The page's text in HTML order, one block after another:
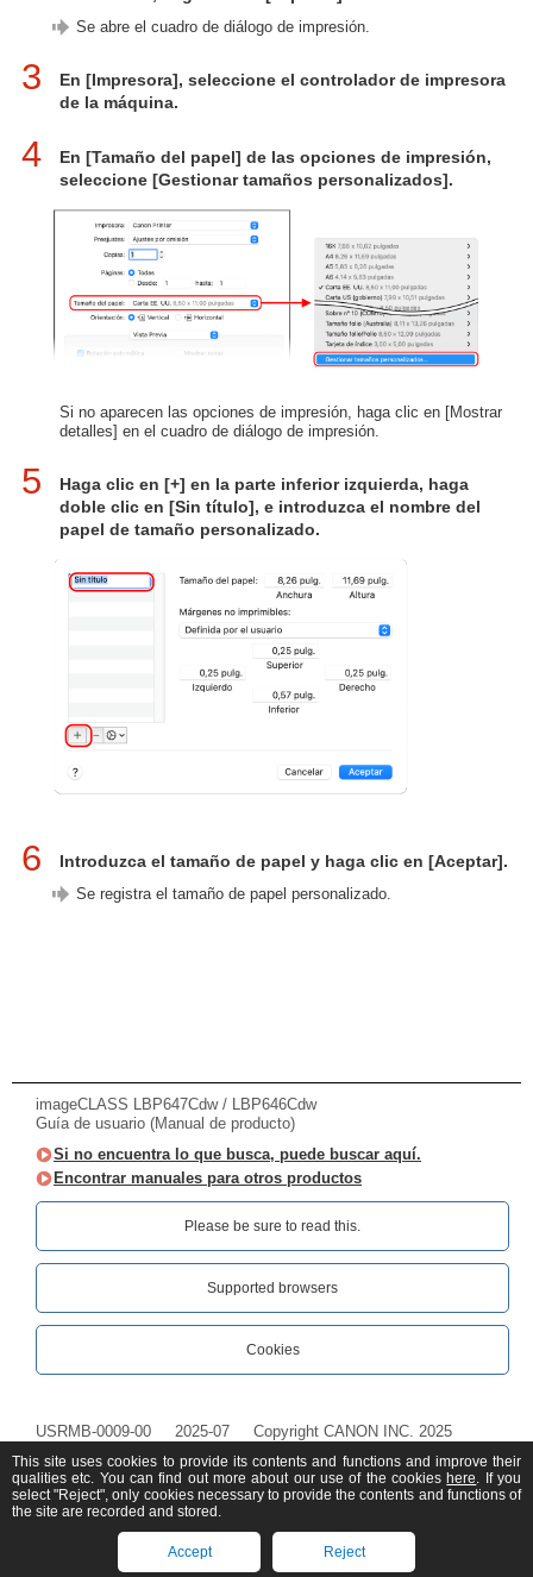
Se abre el cuadro de diálogo de impresión.
3
En [Impresora], seleccione el controlador de impresora
de la máquina.
4
En [Tamaño del papel] de las opciones de impresión,
seleccione [Gestionar tamaños personalizados].
Si no aparecen las opciones de impresión, haga clic en [Mostrar
detalles] en el cuadro de diálogo de impresión.
5
Haga clic en [+] en la parte inferior izquierda, haga
doble clic en [Sin título], e introduzca el nombre del
papel de tamaño personalizado.
6 Introduzca el tamaño de papel y haga clic en [Aceptar].
Se registra el tamaño de papel personalizado.
imageCLASS LBP647Cdw / LBP646Cdw
Guía de usuario (Manual de producto)
Si no encuentra lo que busca, puede buscar aquí.
Encontrar manuales para otros productos
Please be sure to read this.‎
Supported browsers
Cookies
USRMB-0009-00 2025-07 Copyright CANON INC. 2025
This site uses cookies to provide its contents and functions and improve their
qualities etc. You can find out more about our use of the cookies here. If you
select "Reject", only cookies necessary to provide the contents and functions of
the site are recorded and stored.
Accept Reject